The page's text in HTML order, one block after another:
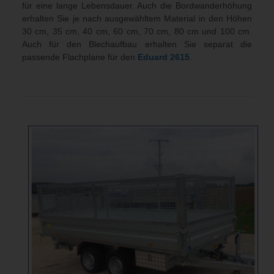
für eine lange Lebensdauer. Auch die Bordwanderhöhung
erhalten Sie je nach ausgewähltem Material in den Höhen
30 cm, 35 cm, 40 cm, 60 cm, 70 cm, 80 cm und 100 cm.
Auch für den Blechaufbau erhalten Sie separat die
passende Flachplane für den Eduard 2615